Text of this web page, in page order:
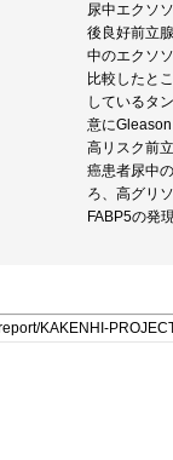
尿中エクソ
後良好前立
中のエクソ
比較したと
しているタ
意に
高リスク前
癌患者尿中
ろ、高グリ
FABP5の発